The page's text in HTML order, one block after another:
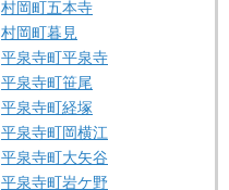
村岡町五本寺
村岡町暮見
平泉寺町平泉寺
平泉寺町笹尾
平泉寺町経塚
平泉寺町岡横江
平泉寺町大矢谷
平泉寺町岩ケ野